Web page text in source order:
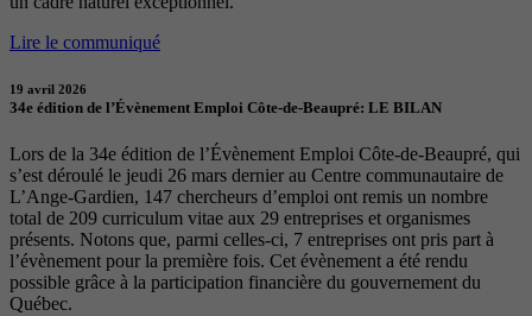
Lire le communiqué
19 avril 2026
34e édition de l’Évènement Emploi Côte-de-Beaupré: LE BILAN
Lors de la 34e édition de l’Évènement Emploi Côte-de-Beaupré, qui
s’est déroulé le jeudi 26 mars dernier au Centre communautaire de
L’Ange-Gardien, 147 chercheurs d’emploi ont remis un nombre
total de 209 curriculum vitae aux 29 entreprises et organismes
présents. Notons que, parmi celles-ci, 7 entreprises ont pris part à
l’évènement pour la première fois. Cet évènement a été rendu
possible grâce à la participation financière du gouvernement du
Québec.